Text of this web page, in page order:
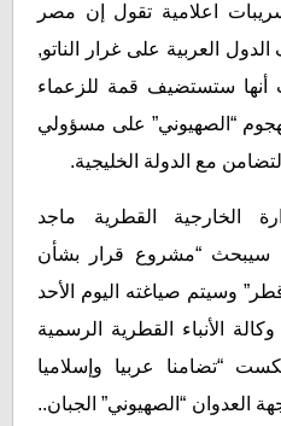
اعلامية تقول إن مصر
العربية على غرار الناتو,
ستستضيف قمة للزعماء
“الصهيوني” على مسؤولي
مع الدولة الخليجية.
الخارجية القطرية ماجد
سيبحث “مشروع قرار بشأن
وسيتم صياغته اليوم الأحد
الأنباء القطرية الرسمية
“تضامنا عربيا وإسلاميا
العدوان “الصهيوني” الجبان..